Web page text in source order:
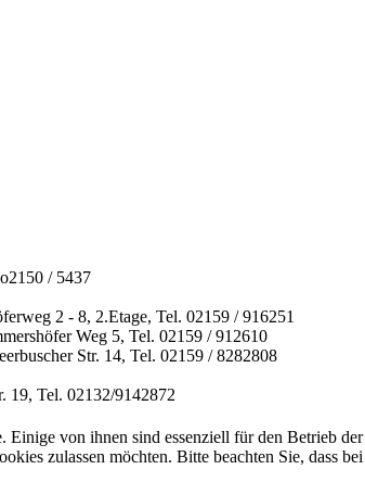
/ 5437
2 - 8, 2.Etage, Tel. 02159 / 916251
Weg 5, Tel. 02159 / 912610
Str. 14, Tel. 02159 / 8282808
19, Tel. 02132/9142872
Einige von ihnen sind essenziell für den Betrieb
zulassen möchten. Bitte beachten Sie, dass